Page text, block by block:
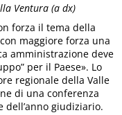
Ventura (a dx)
forza il tema della
maggiore forza una
amministrazione deve
per il Paese». Lo
regionale della Valle
di una conferenza
dell’anno giudiziario.